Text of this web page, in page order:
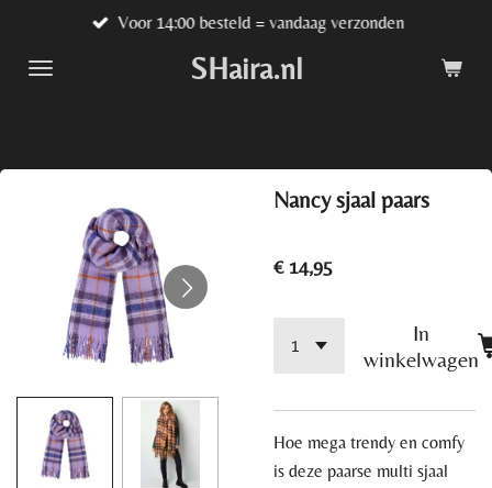
naar
SHaira.nl
Voor 14:00 besteld = vandaag verzonden
Nancy sjaal paars
€ 14,95
In
winkelwagen
Hoe mega trendy en comfy
is deze paarse multi sjaal